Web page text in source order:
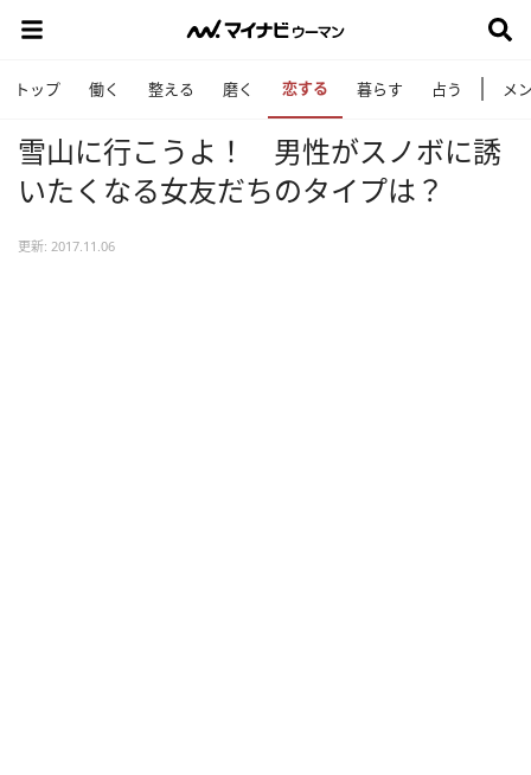
トップ 働く 整える 磨く 恋する 暮らす 占う メ
雪山に行こうよ！ 男性がスノボに誘
いたくなる女友だちのタイプは？
更新: 2017.11.06